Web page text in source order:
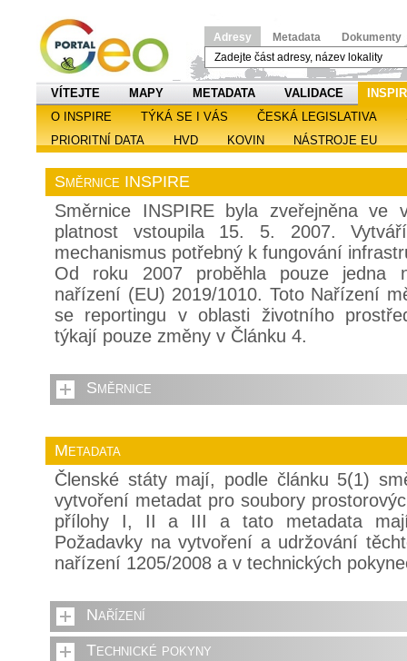
Adresy Metadata Dokumenty
VÍTEJTE MAPY METADATA VALIDACE
O INSPIRE
TÝKÁ SE I VÁS ČESKÁ LEGISLATIVA
PRIORITNÍ DATA
HVD KOVIN NÁSTROJE EU
Směrnice INSPIRE
Směrnice INSPIRE byla zveřejněna
platnost vstoupila 15. 5. 2007.
mechanismus potřebný k fungování
Od roku 2007 proběhla pouze jedna
nařízení (EU) 2019/1010. Toto Nařízení
se reportingu v oblasti životního
týkají pouze změny v Článku 4.
Směrnice
Metadata
Členské státy mají, podle článku 5(1)
vytvoření metadat pro soubory
přílohy I, II a III a tato metadata mají
Požadavky na vytvoření a udržování
nařízení 1205/2008 a v technických
Nařízení
Technické pokyny